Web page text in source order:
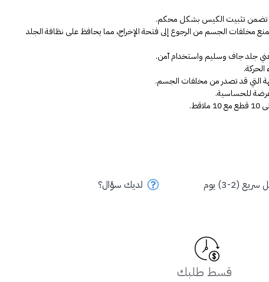
(2-3) يوم لديك سؤال؟
تضمن تثبيت الكيس بشكل محكم.
تم تزويد أكياس الإخراج بصمام يعمل باتجاه واحد يمنع مخلفات الجسم من الرجوع إلى فتحة الإخراج، مما يحافظ على نظافة الجلد
جلد جاف وسليم واستخدام آمن.
التي قد تصدر من مخلفات الجسم.
للحساسية.
قسط طلبك